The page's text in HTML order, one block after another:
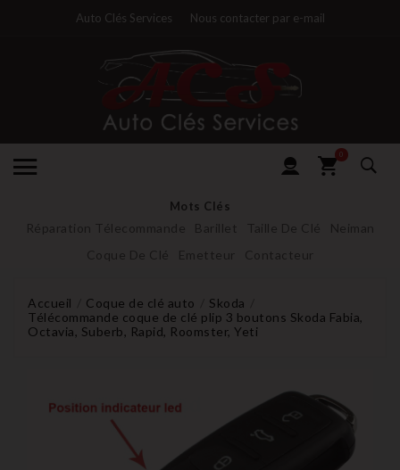
Auto Clés Services Nous contacter par e-mail
0
Mots Clés
Réparation Télecommande Barillet Taille De Clé
Neiman
Coque De Clé
Emetteur Contacteur
Accueil Coque de clé auto
Skoda
Télécommande coque de clé plip 3 boutons Skoda Fabia,
Octavia, Suberb, Rapid, Roomster, Yeti